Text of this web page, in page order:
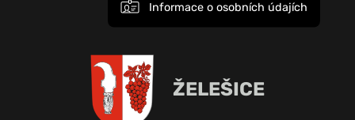
Informace o osobních údajích
ŽELEŠICE